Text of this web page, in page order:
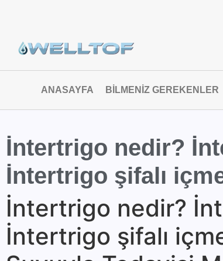
ANASAYFA BILMENIZ GEREKENLER
İntertrigo nedir?
İntertrigo şifalı
İntertrigo nedir?
İntertrigo şifalı